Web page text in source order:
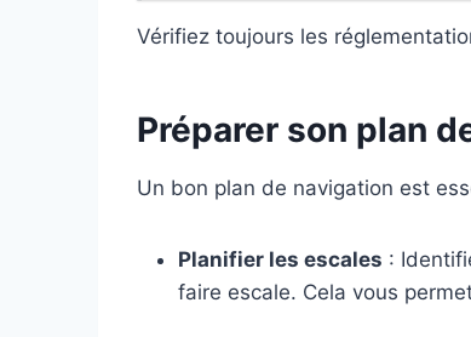
Vérifiez toujours les
Préparer son plan
Un bon plan de navigation est
Planifier les escales :
faire escale. Cela vous